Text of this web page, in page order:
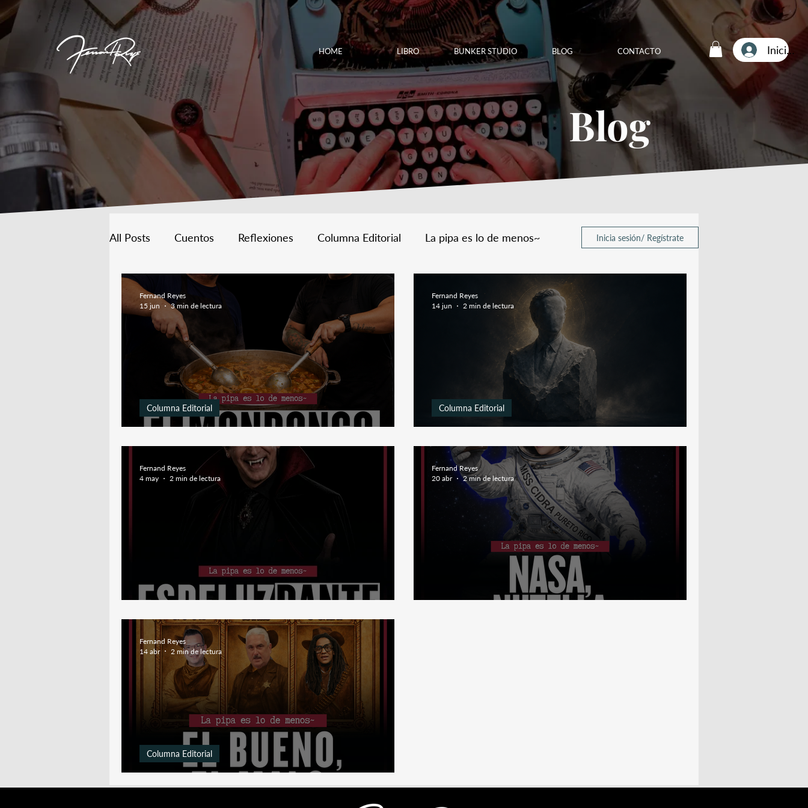
Iniciar
HOME LIBRO BUNKER STUDIO BLOG CONTACTO
Blog
All Posts Cuentos Reflexiones Columna Editorial La pipa es lo de menos~ Inicia sesión/ Regístrate
Columna Editorial
Fernand Reyes
15 jun
3 min de lectura
Columna Editorial
Fernand Reyes
14 jun
2 min de lectura
DecepcioDante y EspeluzDante~
Fernand Reyes
4 may
2 min de lectura
NASA, Nutella y Gabriel~
Fernand Reyes
20 abr
2 min de lectura
El Bueno, El Malo y El Feo~
Columna Editorial
Fernand Reyes
14 abr
2 min de lectura